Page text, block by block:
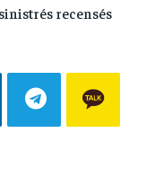
recensés